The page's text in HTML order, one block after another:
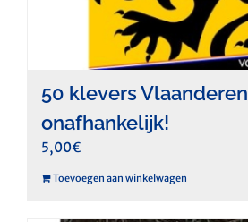
50 klevers Vlaanderen
onafhankelijk!
5,00€
Toevoegen aan winkelwagen